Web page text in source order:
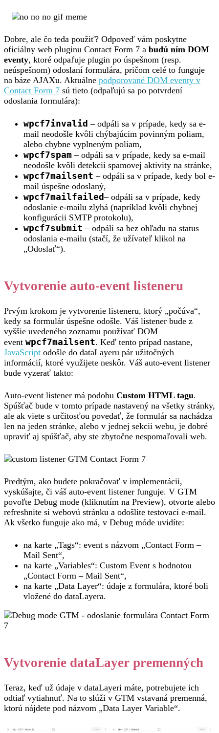
Dobre, ale čo teda použiť? Odpoveď vám poskytne
oficiálny web pluginu Contact Form 7 a budú ním DOM
eventy, ktoré odpaľuje plugin po úspešnom (resp.
neúspešnom) odoslaní formulára, pričom celé to funguje
na báze AJAXu. Aktuálne podporované DOM eventy v
Contact Form 7 sú tieto (odpaľujú sa po potvrdení
odoslania formulára):
wpcf7invalid – odpáli sa v prípade, kedy sa e-
mail neodošle kvôli chýbajúcim povinným poliam,
alebo chybne vyplneným poliam,
wpcf7spam – odpáli sa v prípade, kedy sa e-mail
neodošle kvôli detekcii spamovej aktivity na stránke,
wpcf7mailsent – odpáli sa v prípade, kedy bol e-
mail úspešne odoslaný,
wpcf7mailfailed– odpáli sa v prípade, kedy
odoslanie e-mailu zlyhá (napríklad kvôli chybnej
konfigurácii SMTP protokolu),
wpcf7submit – odpáli sa bez ohľadu na status
odoslania e-mailu (stačí, že užívateľ klikol na
„Odoslať“).
Vytvorenie auto-event listeneru
Prvým krokom je vytvorenie listeneru, ktorý „počúva“,
kedy sa formulár úspešne odošle. Váš listener bude z
vyššie uvedeného zoznamu používať DOM
event wpcf7mailsent. Keď tento prípad nastane,
JavaScript odošle do dataLayeru pár užitočných
informácií, ktoré využijete neskôr. Váš auto-event listener
bude vyzerať takto:
Auto-event listener má podobu Custom HTML tagu.
Spúšťač bude v tomto prípade nastavený na všetky stránky,
ale ak viete s určitosťou povedať, že formulár sa nachádza
len na jeden stránke, alebo v jednej sekcii webu, je dobré
upraviť aj spúšťač, aby ste zbytočne nespomaľovali web.
Predtým, ako budete pokračovať v implementácii,
vyskúšajte, či váš auto-event listener funguje. V GTM
povoľte Debug mode (kliknutím na Preview), otvorte alebo
refreshnite si webovú stránku a odošlite testovací e-mail.
Ak všetko funguje ako má, v Debug móde uvidíte:
na karte „Tags“: event s názvom „Contact Form –
Mail Sent“,
na karte „Variables“: Custom Event s hodnotou
„Contact Form – Mail Sent“,
na karte „Data Layer“: údaje z formulára, ktoré boli
vložené do dataLayera.
Vytvorenie dataLayer premenných
Teraz, keď už údaje v dataLayeri máte, potrebujete ich
odtiaľ vytiahnuť. Na to slúži v GTM vstavaná premenná,
ktorú nájdete pod názvom „Data Layer Variable“.